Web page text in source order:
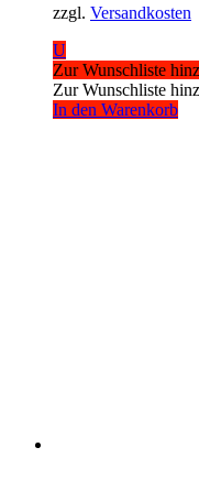
zzgl. Versandkosten
U
Zur Wunschliste
Zur Wunschliste
In den Warenkorb